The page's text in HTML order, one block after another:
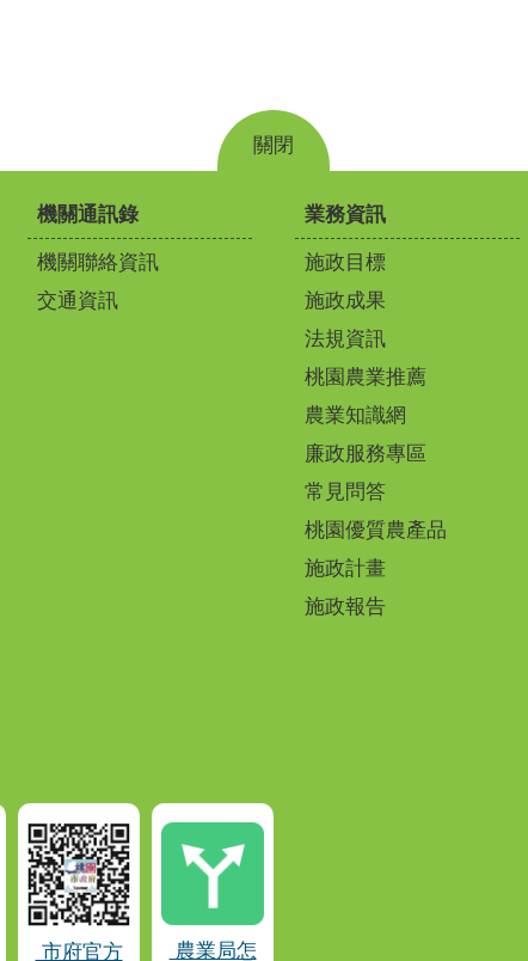
關閉
機關通訊錄
機關聯絡資訊
交通資訊
業務資訊
施政目標
施政成果
法規資訊
桃園農業推薦
農業知識網
廉政服務專區
常見問答
桃園優質農產品
施政計畫
施政報告
市府官方 農業局怎